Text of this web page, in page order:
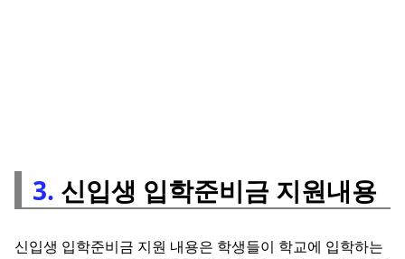
3. 신입생 입학준비금 지원내용
신입생 입학준비금 지원 내용은 학생들이 학교에 입학하는